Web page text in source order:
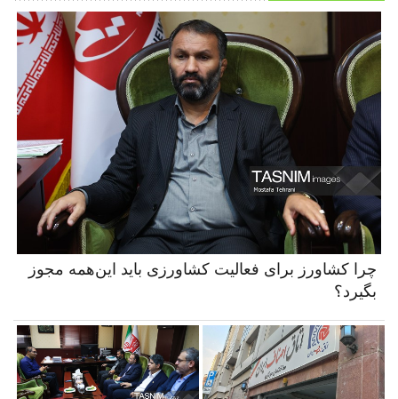
چرا کشاورز برای فعالیت کشاورزی باید این‌همه مجوز
بگیرد؟